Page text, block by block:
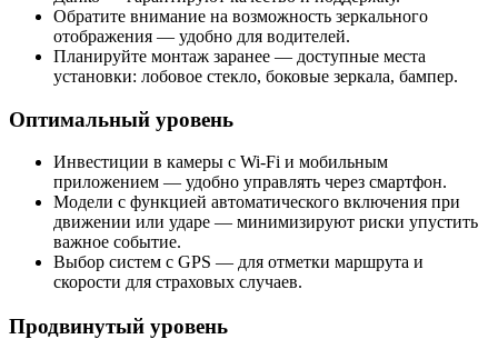
Обратите внимание на возможность зеркального
отображения — удобно для водителей.
Планируйте монтаж заранее — доступные места
установки: лобовое стекло, боковые зеркала, бампер.
Оптимальный уровень
Инвестиции в камеры с Wi-Fi и мобильным
приложением — удобно управлять через смартфон.
Модели с функцией автоматического включения при
движении или ударе — минимизируют риски упустить
важное событие.
Выбор систем с GPS — для отметки маршрута и
скорости для страховых случаев.
Продвинутый уровень